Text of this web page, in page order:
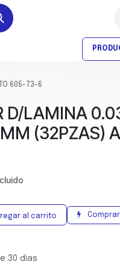
ROSCADO
605-73-6
D/LAMINA
(32PZAS)
al carrito
30 días